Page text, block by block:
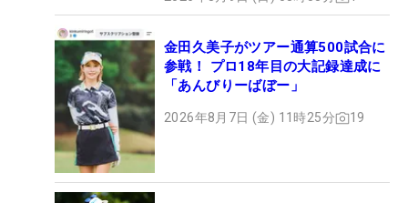
金田久美子がツアー通算500試合に
参戦！ プロ18年目の大記録達成に
「あんびりーばぼー」
2026年8月7日 (金) 11時25分 19